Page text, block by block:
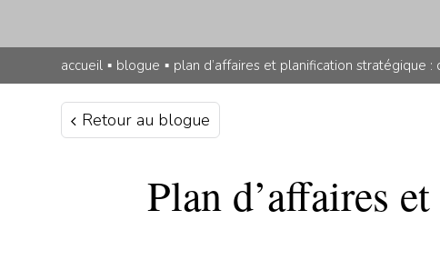
accueil ▪ blogue ▪ plan d’affaires et planification stratégique
Retour au blogue
Plan d’affaires